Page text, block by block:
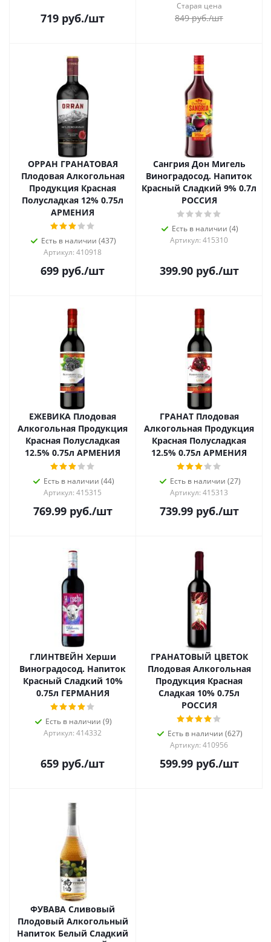
719 руб./шт
Старая цена
849руб./шт
ОРРАН ГРАНАТОВАЯ
Плодовая Алкогольная
Продукция Красная
Полусладкая 12% 0.75л
АРМЕНИЯ
Есть в наличии (437)
Артикул: 410918
699 руб./шт
Сангрия Дон Мигель
Виноградосод. Напиток
Красный Сладкий 9% 0.7л
РОССИЯ
Есть в наличии (4)
Артикул: 415310
399.90руб./шт
ЕЖЕВИКА Плодовая
Алкогольная Продукция
Красная Полусладкая
12.5% 0.75л АРМЕНИЯ
Есть в наличии (44)
Артикул: 415315
769.99руб./шт
ГРАНАТ Плодовая
Алкогольная Продукция
Красная Полусладкая
12.5% 0.75л АРМЕНИЯ
Есть в наличии (27)
Артикул: 415313
739.99руб./шт
ГЛИНТВЕЙН Херши
Виноградосод. Напиток
Красный Сладкий 10%
0.75л ГЕРМАНИЯ
Есть в наличии (9)
Артикул: 414332
659 руб./шт
ГРАНАТОВЫЙ ЦВЕТОК
Плодовая Алкогольная
Продукция Красная
Сладкая 10% 0.75л
РОССИЯ
Есть в наличии (627)
Артикул: 410956
599.99руб./шт
ФУВАВА Сливовый
Плодовый Алкогольный
Напиток Белый Сладкий